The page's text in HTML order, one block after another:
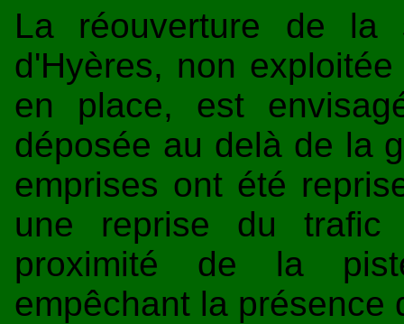
La réouverture de la
d'Hyères, non
en place, est
déposée au delà de la
emprises ont été
une reprise du trafic
proximité de la
empêchant la présence